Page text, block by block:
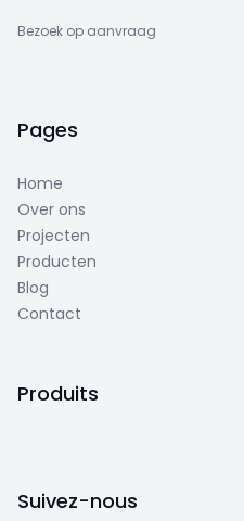
Bezoek op aanvraag
Pages
Home
Over ons
Projecten
Producten
Blog
Contact
Produits
Suivez-nous